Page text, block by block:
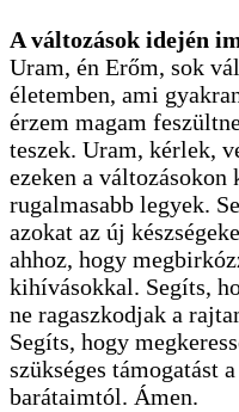
A változások idején
Uram, én Erőm, sok
életemben, ami
érzem magam
teszek. Uram, kérlek,
ezeken a változásokon
rugalmasabb legyek.
azokat az új
ahhoz, hogy
kihívásokkal. Segíts,
ne ragaszkodjak a
Segíts, hogy
szükséges támogatást
barátaimtól. Ámen.